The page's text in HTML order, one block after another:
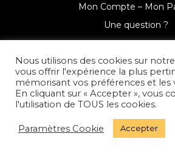
Mon Compte – Mon
Une question ?
© Mahuna Poésie
Presse
Nous utilisons des cookies sur
vous offrir l'expérience la plus
mémorisant vos préférences et les
En cliquant sur « Accepter », vous
l'utilisation de TOUS les cookies.
Paramètres Cookie Accepter